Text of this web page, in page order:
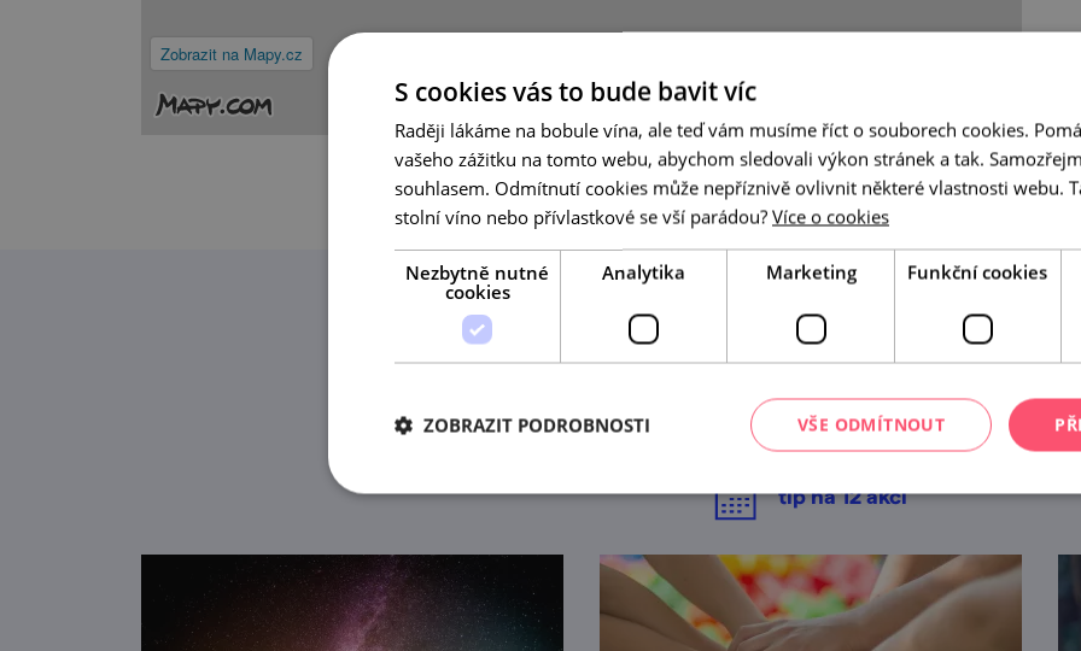
Zobrazit na Mapy.cz
Leaflet © Seznam.cz a.s. a další
A tady už jste byli?
Našli jsme další akce, které by se vám mohly líbit.
Mrkněte na ně.
tip na12akcí
S cookies vás to bude bavit víc
Raději lákáme na bobule vína, ale teď vám musíme říct o souborech cookies.
vašeho zážitku na tomto webu, abychom sledovali výkon stránek a tak.
souhlasem. Odmítnutí cookies může nepříznivě ovlivnit některé vlastnosti webu.
stolní víno nebo přívlastkové se vší parádou? Více o cookies
Nezbytně nutné
cookies
Analytika Marketing Funkční cookies
VŠE ODMÍTNOUT
ZOBRAZIT PODROBNOSTI